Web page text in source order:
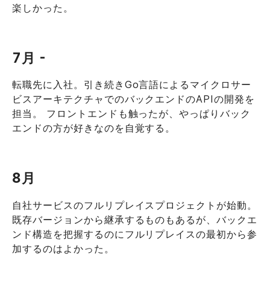
楽しかった。
7月 -
転職先に入社。引き続きGo言語によるマイクロサー
ビスアーキテクチャでのバックエンドのAPIの開発を
担当。 フロントエンドも触ったが、やっぱりバック
エンドの方が好きなのを自覚する。
8月
自社サービスのフルリプレイスプロジェクトが始動。
既存バージョンから継承するものもあるが、バックエ
ンド構造を把握するのにフルリプレイスの最初から参
加するのはよかった。